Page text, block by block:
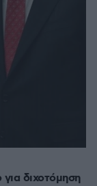
διχοτόμηση